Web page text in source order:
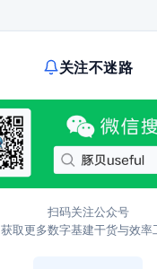
关注不迷路
扫码关注公众号
获取更多数字基建干货与效率